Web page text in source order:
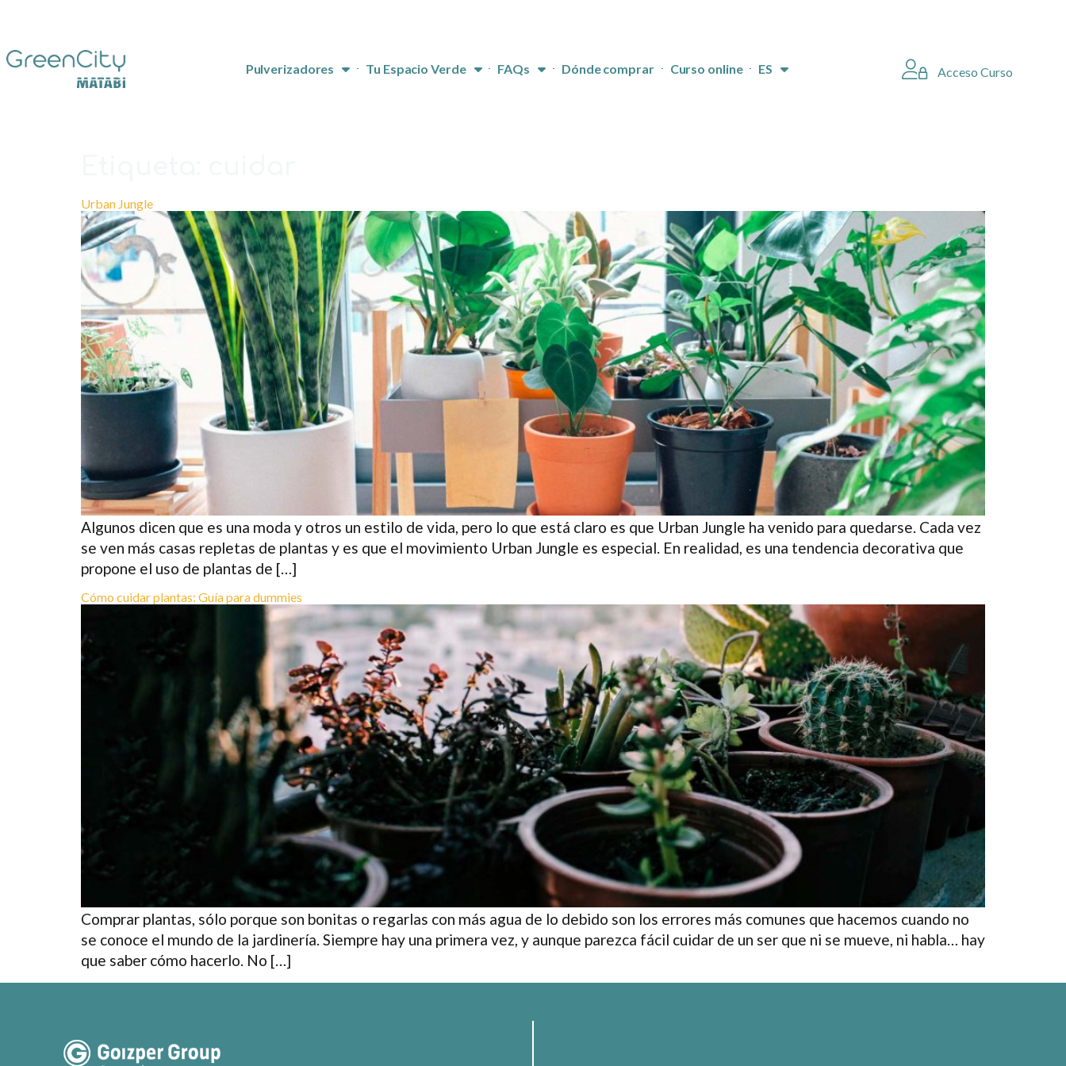
Pulverizadores Tu Espacio Verde FAQs Dónde comprar Curso online ES Acceso Curso
Urban Jungle
Algunos dicen que es una moda y otros un estilo de vida, pero lo que está claro es que Urban Jungle ha venido para quedarse. Cada vez
se ven más casas repletas de plantas y es que el movimiento Urban Jungle es especial. En realidad, es una tendencia decorativa que
propone el uso de plantas de […]
Cómo cuidar plantas: Guía para dummies
Comprar plantas, sólo porque son bonitas o regarlas con más agua de lo debido son los errores más comunes que hacemos cuando no
se conoce el mundo de la jardinería. Siempre hay una primera vez, y aunque parezca fácil cuidar de un ser que ni se mueve, ni habla… hay
que saber cómo hacerlo. No […]